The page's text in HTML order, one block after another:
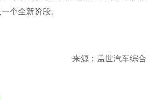
个全新阶段。
来源：盖世汽车综合